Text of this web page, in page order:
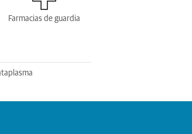
Farmacias de guardia